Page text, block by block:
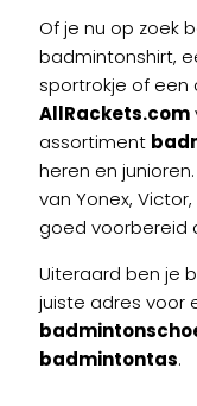
Of je nu op zoek
badmintonshirt,
sportrokje of een
AllRackets.com
assortiment
heren en
van Yonex,
goed voorbereid
Uiteraard ben je
juiste adres voor
badmintontas.